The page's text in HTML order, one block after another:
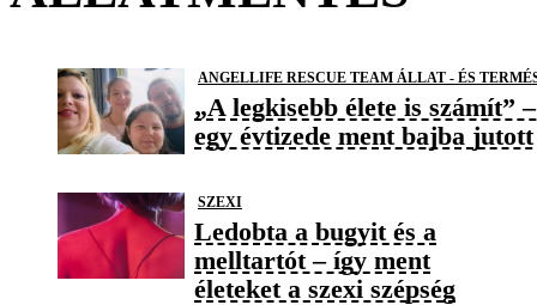
ANGELLIFE RESCUE TEAM ÁLLAT - ÉS
„A legkisebb élete is számít”
egy évtizede ment bajba
SZEXI
Ledobta a bugyit és a
melltartót – így ment
életeket a szexi szépség